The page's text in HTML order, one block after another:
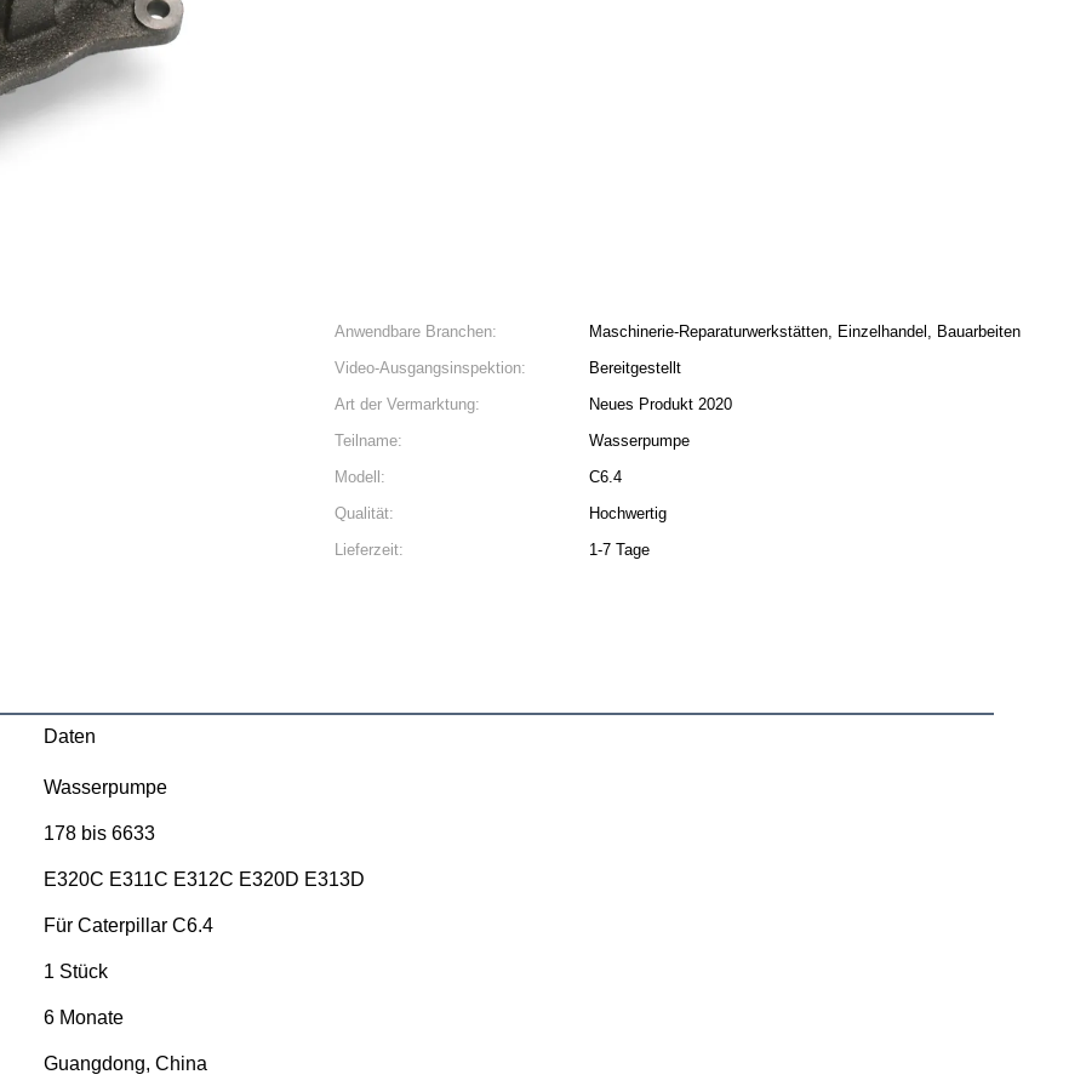
Anwendbare Branchen:
Maschinerie-Reparaturwerkstätten, Einzelhandel, Bauarbeiten
Video-Ausgangsinspektion:
Bereitgestellt
Art der Vermarktung:
Neues Produkt 2020
Teilname:
Wasserpumpe
Modell:
C6.4
Qualität:
Hochwertig
Lieferzeit:
1-7 Tage
Daten
Wasserpumpe
178 bis 6633
E320C E311C E312C E320D E313D
Für Caterpillar C6.4
1 Stück
6 Monate
Guangdong, China